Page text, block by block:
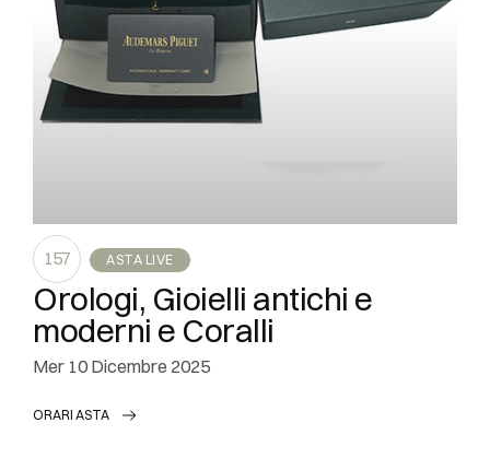
157 ASTA LIVE
Orologi, Gioielli antichi e
moderni e Coralli
mer 10 Dicembre 2025
ORARI ASTA